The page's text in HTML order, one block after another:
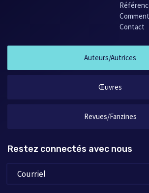
Contact
Auteurs/Autrices
Œuvres
Revues/Fanzines
Restez connectés avec nous